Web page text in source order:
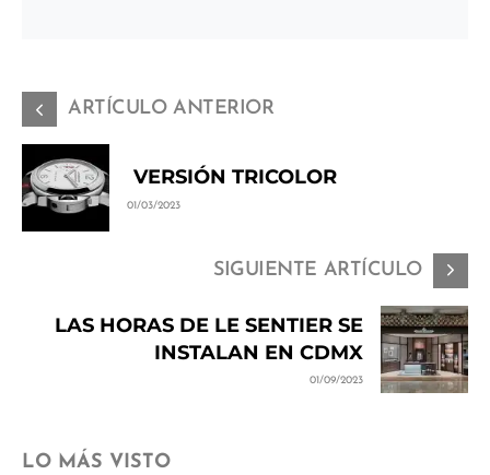
ARTÍCULO ANTERIOR
VERSIÓN TRICOLOR
01/03/2023
SIGUIENTE ARTÍCULO
LAS HORAS DE LE SENTIER SE
INSTALAN EN CDMX
01/09/2023
LO MÁS VISTO